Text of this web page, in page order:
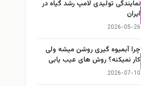
نمایندگی تولیدی لامپ رشد گیاه در
ایران
2026-05-26
چرا آبمیوه گیری روشن میشه ولی
کار نمیکنه؟ روش های عیب یابی
2026-07-10